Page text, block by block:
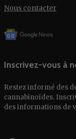
Nous contacter
Inscrivez-vous à
Restez informé des
cannabinoïdes.
des informations de